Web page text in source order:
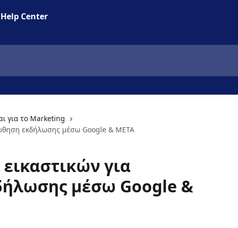
Center
για το Marketing
εκδήλωσης μέσω Google & META
για
μέσω Google &